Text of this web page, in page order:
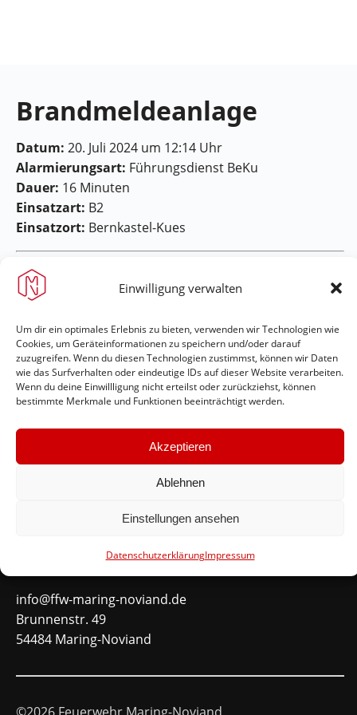
Einwilligung verwalten
Um dir ein optimales Erlebnis zu bieten, verwenden wir Technologien wie
Cookies, um Geräteinformationen zu speichern und/oder darauf
zuzugreifen. Wenn du diesen Technologien zustimmst, können wir Daten
wie das Surfverhalten oder eindeutige IDs auf dieser Website verarbeiten.
Wenn du deine Einwillligung nicht erteilst oder zurückziehst, können
bestimmte Merkmale und Funktionen beeinträchtigt werden.
Akzeptieren
Ablehnen
Einstellungen ansehen
DatenschutzerklärungImpressum
Brandmeldeanlage
Datum: 20. Juli 2024 um 12:14 Uhr
Alarmierungsart: Führungsdienst BeKu
Dauer: 16 Minuten
Einsatzart: B2
Einsatzort: Bernkastel-Kues
Feuerwehr Maring-Noviand
#immerda
Schnellinks
info@ffw-maring-noviand.de
Brunnenstr. 49
54484 Maring-Noviand
©2026 Feuerwehr Maring-Noviand